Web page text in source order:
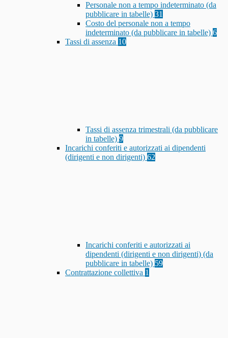
Personale non a tempo indeterminato (da
pubblicare in tabelle) 31
Costo del personale non a tempo
indeterminato (da pubblicare in tabelle) 6
Tassi di assenza 10
Tassi di assenza trimestrali (da pubblicare
in tabelle) 9
Incarichi conferiti e autorizzati ai dipendenti
(dirigenti e non dirigenti) 62
Incarichi conferiti e autorizzati ai
dipendenti (dirigenti e non dirigenti) (da
pubblicare in tabelle) 59
Contrattazione collettiva 1